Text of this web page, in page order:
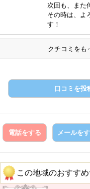
次回も、また
その時は、よ
す！
クチコミをも
口コミを投
電話をする メールを
この地域のおすす